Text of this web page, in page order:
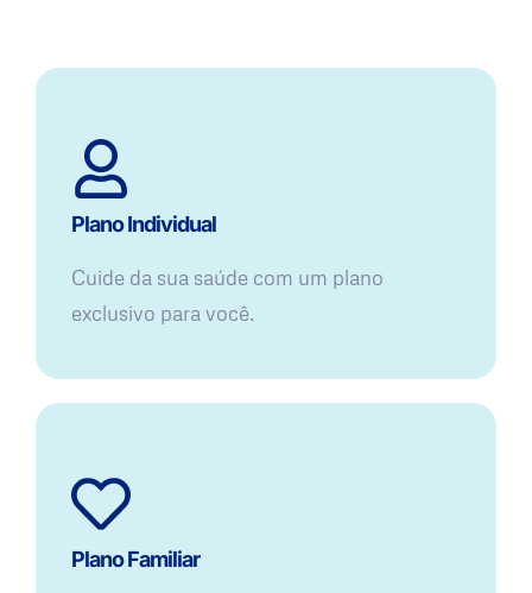
Plano Individual
Cuide da sua saúde com um plano
exclusivo para você.
Plano Familiar